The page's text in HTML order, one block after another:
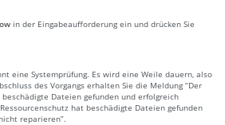
in der Eingabeaufforderung ein und drücken Sie
eine Systemprüfung. Es wird eine Weile dauern, also
des Vorgangs erhalten Sie die Meldung “Der
Dateien gefunden und erfolgreich
hat beschädigte Dateien gefunden
reparieren”.